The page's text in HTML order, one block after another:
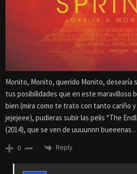
Monito, Monito, querido Monito, desearía
tus posibilidades que en este maravilloso
bien (mira como te trato con tanto cariño
jejejeee), pudieras subir las pelis “The
(2014), que se ven de uuuunnn
0 Reply